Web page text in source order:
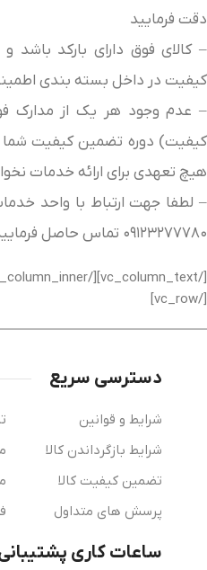
دقت فرمایید
– کالای فوق دارای بارکد
کیفیت در داخل بسته بندی
– عدم وجود هر یک از مدارک
کیفیت) دوره تضمین کیفیت شما
هیچ تعهدی برای ارائه خدمات
– لطفا جهت ارتباط با واحد
۰۹۱۲۳۲۷۷۷۸۰ تماس حاصل فرمایید
[/vc_row]
دسترسی سریع
شرایط و قوانین
شرایط بازگرداندن کالا
تضمین کیفیت کالا
پرسش های متداول
ساعات کاری